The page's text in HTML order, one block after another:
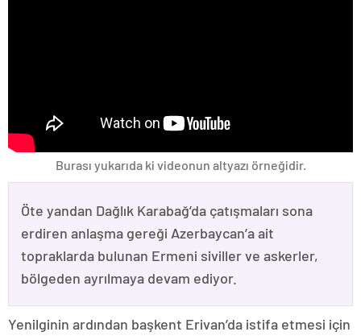
Burası yukarıda ki videonun altyazı örneğidir.
Öte yandan Dağlık Karabağ’da çatışmaları sona
erdiren anlaşma gereği Azerbaycan’a ait
topraklarda bulunan Ermeni siviller ve askerler,
bölgeden ayrılmaya devam ediyor.
Yenilginin ardından başkent Erivan’da istifa etmesi için